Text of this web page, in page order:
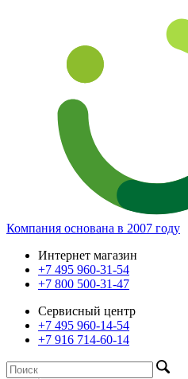
Компания основана в 2007 году
Интернет магазин
+7 495 960-31-54
+7 800 500-31-47
Сервисный центр
+7 495 960-14-54
+7 916 714-60-14